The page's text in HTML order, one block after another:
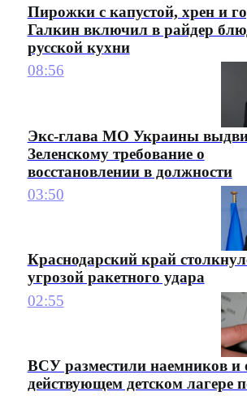
Пирожки с капустой, хрен и
Галкин включил в райдер
русской кухни
08:56
Экс-глава МО Украины
Зеленскому требование о
восстановлении в должности
03:50
Краснодарский край
угрозой ракетного удара
02:55
ВСУ разместили наемников и
действующем детском лагере